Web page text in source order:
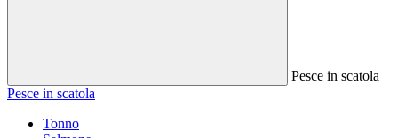
Pesce in scatola
Pesce in scatola
Tonno